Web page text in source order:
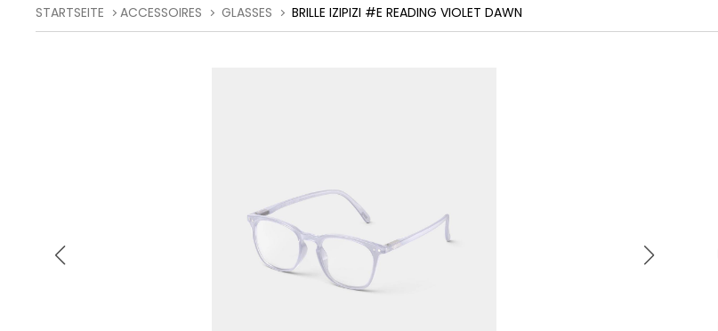
STARTSEITE ACCESSOIRES GLASSES BRILLE IZIPIZI #E READING VIOLET DAWN